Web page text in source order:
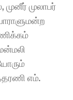
முலாபர்
எம்.